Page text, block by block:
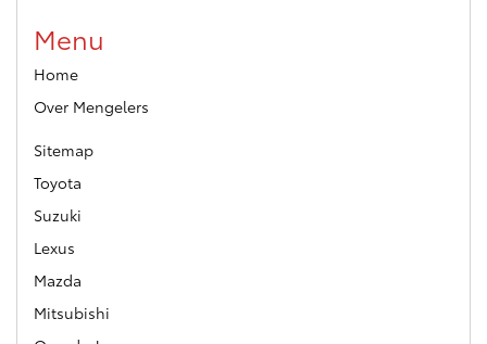
Menu
Home
Over Mengelers
Sitemap
Toyota
Suzuki
Lexus
Mazda
Mitsubishi